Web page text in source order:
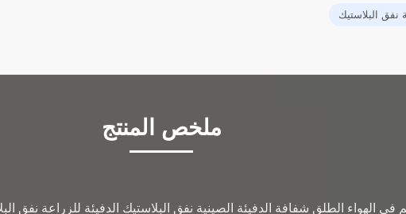
نفق البلاستيك
ملخص المنتج
في الهواء الطلق شفافة الدفيئة الصينية نفق البلاستيك الدفيئة للزراعة نفق